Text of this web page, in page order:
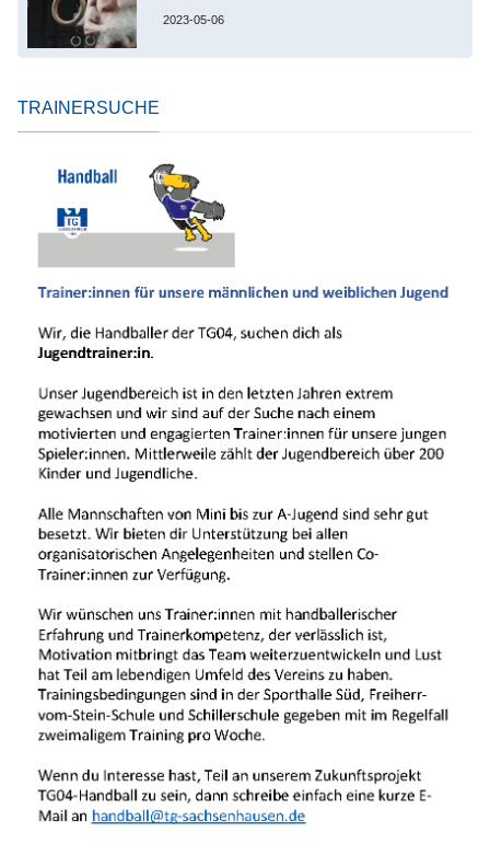
2023-05-06
TRAINERSUCHE